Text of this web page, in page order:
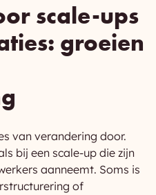
scale-ups
groeien
van verandering door.
bij een scale-up die zijn
aanneemt. Soms is
of